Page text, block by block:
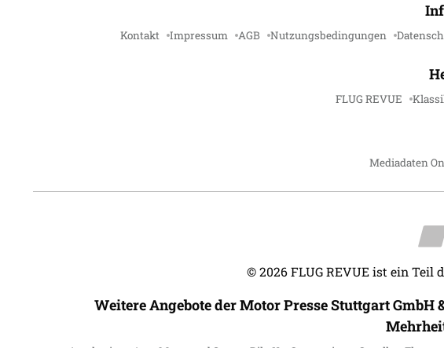
Kontakt Impressum AGB Nutzungsbedingungen
FLUG REVUE
Mediadaten
©2026 FLUG REVUE ist ein Teil
Weitere Angebote der Motor Presse Stuttgart GmbH